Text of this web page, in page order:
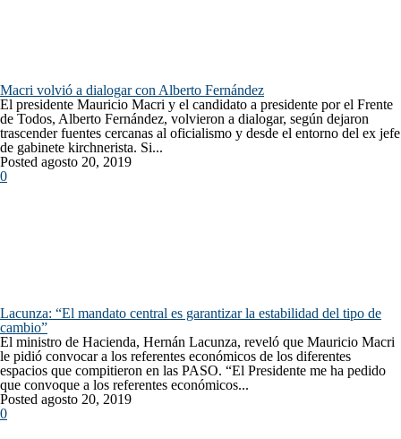
Macri volvió a dialogar con Alberto Fernández
El presidente Mauricio Macri y el candidato a presidente por el Frente
de Todos, Alberto Fernández, volvieron a dialogar, según dejaron
trascender fuentes cercanas al oficialismo y desde el entorno del ex jefe
de gabinete kirchnerista. Si...
Posted agosto 20, 2019
0
Lacunza: “El mandato central es garantizar la estabilidad del tipo de
cambio”
El ministro de Hacienda, Hernán Lacunza, reveló que Mauricio Macri
le pidió convocar a los referentes económicos de los diferentes
espacios que compitieron en las PASO. “El Presidente me ha pedido
que convoque a los referentes económicos...
Posted agosto 20, 2019
0